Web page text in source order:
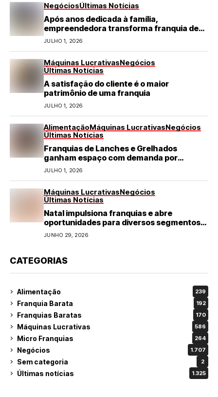
NegóciosÚltimas Notícias
Após anos dedicada à família,
empreendedora transforma franquia de
turismo em negócio de destaque no RN
JULHO 1, 2026
Máquinas LucrativasNegócios
Últimas Notícias
A satisfação do cliente é o maior
patrimônio de uma franquia
JULHO 1, 2026
AlimentaçãoMáquinas LucrativasNegócios
Últimas Notícias
Franquias de Lanches e Grelhados
ganham espaço com demanda por
refeições rápidas e de qualidade
JULHO 1, 2026
Máquinas LucrativasNegócios
Últimas Notícias
Natal impulsiona franquias e abre
oportunidades para diversos segmentos
do varejo
JUNHO 29, 2026
CATEGORIAS
Alimentação 239
Franquia Barata 192
Franquias Baratas 170
Máquinas Lucrativas 586
Micro Franquias 264
Negócios 1.707
Sem categoria 2
Últimas notícias 1.325